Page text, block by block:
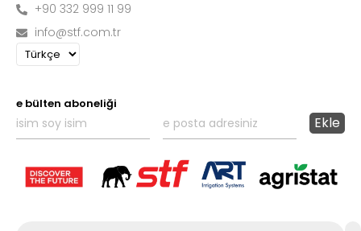
+90 332 999 11 99
info@stf.com.tr
e bülten aboneliği